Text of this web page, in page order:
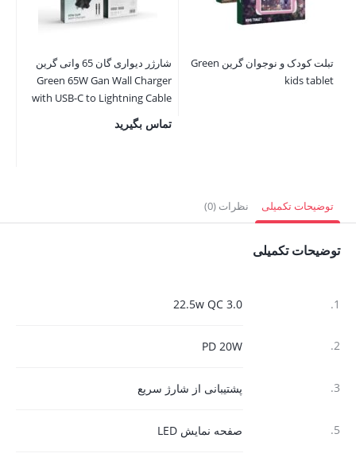
تبلت کودک و نوجوان گرین Green
kids tablet
شارژر دیواری گان 65 واتی گرین
Green 65W Gan Wall Charger
with USB-C to Lightning Cable
تماس بگیرید
توضیحات تکمیلی نظرات (0)
توضیحات تکمیلی
1.
22.5w QC 3.0
2.
PD 20W
3. پشتیبانی از شارژ سریع
5. صفحه نمایش LED